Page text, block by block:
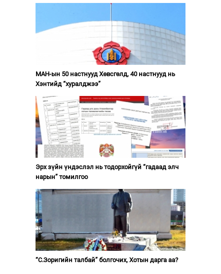
МАН-ын 50 настнууд Хөвсгөлд, 40 настнууд нь
Хэнтийд “хуралджээ”
Эрх зүйн үндэслэл нь тодорхойгүй “гадаад элч
нарын” томилгоо
“С.Зоригийн талбай” болгочих, Хотын дарга аа?